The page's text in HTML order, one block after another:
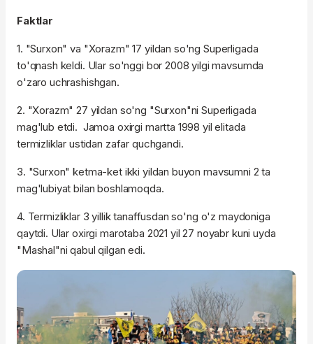
Faktlar
1. "Surxon" va "Xorazm" 17 yildan so'ng Superligada
to'qnash keldi. Ular so'nggi bor 2008 yilgi mavsumda
o'zaro uchrashishgan.
2. "Xorazm" 27 yildan so'ng "Surxon"ni Superligada
mag'lub etdi. Jamoa oxirgi martta 1998 yil elitada
termizliklar ustidan zafar quchgandi.
3. "Surxon" ketma-ket ikki yildan buyon mavsumni 2 ta
mag'lubiyat bilan boshlamoqda.
4. Termizliklar 3 yillik tanaffusdan so'ng o'z maydoniga
qaytdi. Ular oxirgi marotaba 2021 yil 27 noyabr kuni uyda
"Mashal"ni qabul qilgan edi.